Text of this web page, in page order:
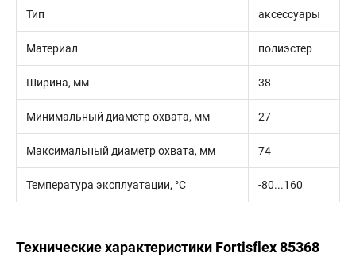
Тип аксессуары
Материал полиэстер
Ширина, мм 38
Минимальный диаметр охвата, мм 27
Максимальный диаметр охвата, мм 74
Температура эксплуатации, °C -80...160
Технические характеристики Fortisflex 85368